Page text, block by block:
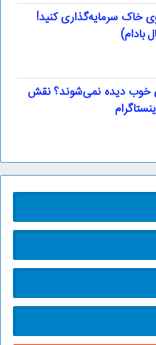
خاک سرمایه‌گذاری کنید!
بادام)
دیده نمی‌شوند؟ نقش